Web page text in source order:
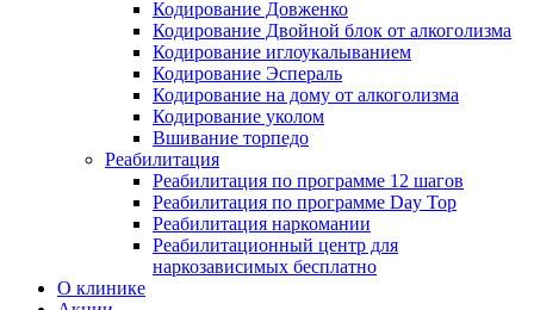
Кодирование Довженко
Кодирование Двойной блок от алкоголизма
Кодирование иглоукалыванием
Кодирование Эспераль
Кодирование на дому от алкоголизма
Кодирование уколом
Вшивание торпедо
Реабилитация
Реабилитация по программе 12 шагов
Реабилитация по программе Day Top
Реабилитация наркомании
Реабилитационный центр для
наркозависимых бесплатно
О клинике